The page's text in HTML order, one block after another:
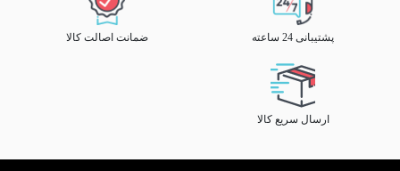
پشتیبانی 24 ساعته ضمانت اصالت کالا
ارسال سریع کالا